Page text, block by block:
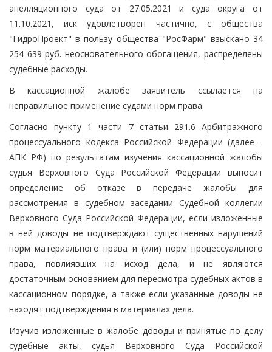
апелляционного суда от 27.05.2021 и суда округа от
11.10.2021, иск удовлетворен частично, с общества
"ГидроПроект" в пользу общества "РосФарм" взыскано 34
254 639 руб. неосновательного обогащения, распределены
судебные расходы.
В кассационной жалобе заявитель ссылается на
неправильное применение судами норм права.
Согласно пункту 1 части 7 статьи 291.6 Арбитражного
процессуального кодекса Российской Федерации (далее -
АПК РФ) по результатам изучения кассационной жалобы
судья Верховного Суда Российской Федерации выносит
определение об отказе в передаче жалобы для
рассмотрения в судебном заседании Судебной коллегии
Верховного Суда Российской Федерации, если изложенные
в ней доводы не подтверждают существенных нарушений
норм материального права и (или) норм процессуального
права, повлиявших на исход дела, и не являются
достаточным основанием для пересмотра судебных актов в
кассационном порядке, а также если указанные доводы не
находят подтверждения в материалах дела.
Изучив изложенные в жалобе доводы и принятые по делу
судебные акты, судья Верховного Суда Российской